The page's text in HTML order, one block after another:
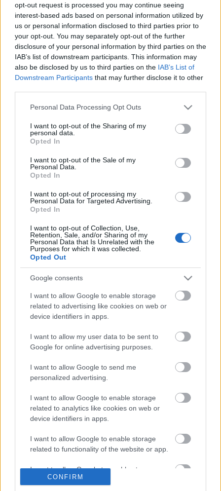
opt-out request is processed you may continue seeing
interest-based ads based on personal information utilized by
us or personal information disclosed to third parties prior to
your opt-out. You may separately opt-out of the further
disclosure of your personal information by third parties on the
IAB’s list of downstream participants. This information may
also be disclosed by us to third parties on the IAB’s List of
Downstream Participants that may further disclose it to other
Please note that this website/app uses one or more Google
not limited to your visit or usage behaviour. You may click to
grant or deny consent to Google and its third-party tags to
use your data for below specified purposes in below Google
consent section.
Personal Data Processing Opt Outs
I want to opt-out of the Sharing of my
personal data.
Opted In
I want to opt-out of the Sale of my
Personal Data.
Opted In
I want to opt-out of processing my
Personal Data for Targeted Advertising.
Opted In
I want to opt-out of Collection, Use,
Retention, Sale, and/or Sharing of my
Personal Data that Is Unrelated with the
Purposes for which it was collected.
Opted Out
Google consents
I want to allow Google to enable storage
related to advertising like cookies on web or
device identifiers in apps.
I want to allow my user data to be sent to
Google for online advertising purposes.
I want to allow Google to send me
personalized advertising.
I want to allow Google to enable storage
related to analytics like cookies on web or
device identifiers in apps.
I want to allow Google to enable storage
related to functionality of the website or app.
I want to allow Google to enable storage
related to personalization.
CONFIRM
Kill Your Boyfriend!
Inkei•2006. november 28.
Azt írjaaz újság, aminek az olvasását ma már nem
szokás bevallani, hogy – egyelőre két koncert erejéig
Eye Control 2006/11/14
Bede Márton•2006. november 14.
1. Minden idők legjobb nője legjobb formájában.
Blondie-val kapcsolatban sokan nem értik, hogy
miért is tartoztak a hetvenes évek New York-i punk ...
There's Nothing OK with You
Két fontos leckével gazdagodtam november 6-án
este a bécsi Lemonheads koncerten. Először is azzal,
hogy nem kötelező megnézni az előzenekart, annak
Ignoring the tenets and trends of the
music industry
2006. november 05.
Ez a Clinic mottója az együttesMySpace oldalán
pedig az ezredfordulón még túlzás nélkül úgy
Minden idők tíz legjobb
Ramonest és a Clasht) –7. NOFX
Mielőtt rátérnék tízes listám legmeglepőbb, a